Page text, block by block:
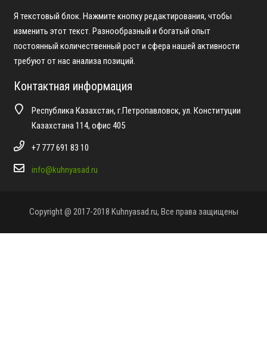
Я текстовый блок. Нажмите кнопку редактирования, чтобы
изменить этот текст. Разнообразный и богатый опыт
постоянный количественный рост и сфера нашей активности
требуют от нас анализа позиций.
Контактная информация
Республика Казахстан, г.Петропавловск, ул. Конституции
Казахстана 114, офис 405
+7 777 691 83 10
info@kuhnyasad.ru
Copyright @ 2017-2018 Kuhnyasad.ru, Все права защищены